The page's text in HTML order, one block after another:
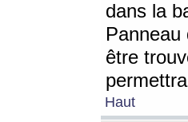
dans la
Panneau
être
Haut